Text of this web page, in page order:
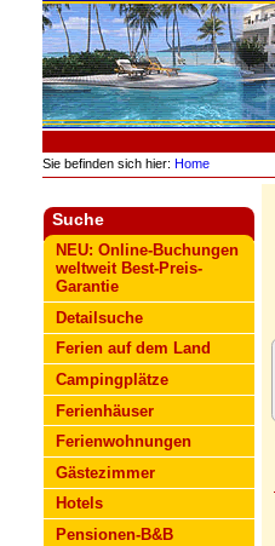
Sie befinden sich hier: Home
Suche
NEU: Online-Buchungen
weltweit Best-Preis-
Garantie
Detailsuche
Ferien auf dem Land
Campingplätze
Ferienhäuser
Ferienwohnungen
Gästezimmer
Hotels
Pensionen-B&B